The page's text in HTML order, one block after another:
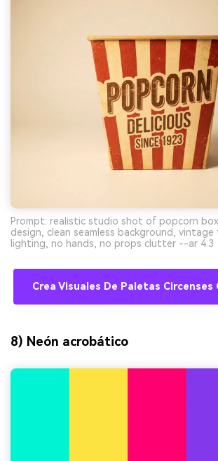
Prompt: realistic studio shot of popcorn
design, clean seamless background,
lighting, no hands, no props clutter --ar 4:3
Crea Visuales De Paletas Circenses
8) Neón acrobático